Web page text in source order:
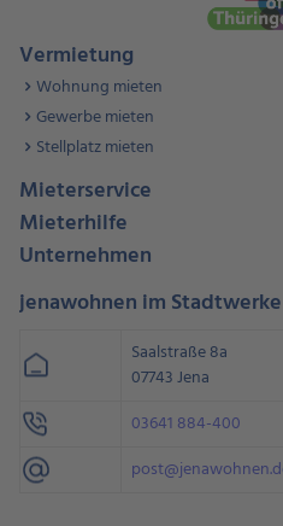
Vermietung
Wohnung mieten
Gewerbe mieten
Stellplatz mieten
Mieterservice
Mieterhilfe
Unternehmen
jenawohnen im
Saalstraße 8a
07743 Jena
03641 884-400